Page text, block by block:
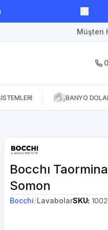
Müşteri
BANYO
Bocchı
Somon
Bocchi/LavabolarSKU: